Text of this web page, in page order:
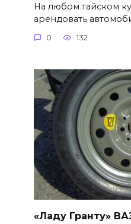
На любом тайском
арендовать
0 132
«Ладу Гранту»